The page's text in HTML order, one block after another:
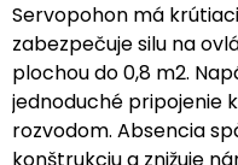
Servopohon má
zabezpečuje silu na
plochou do 0,8 m2.
jednoduché pripojenie
rozvodom. Absencia